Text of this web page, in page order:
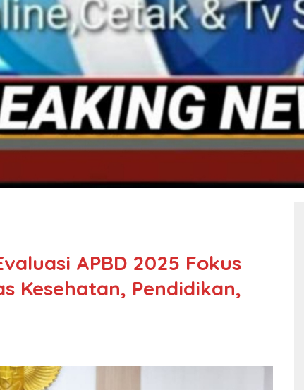
APBD 2025 Fokus
Kesehatan, Pendidikan,